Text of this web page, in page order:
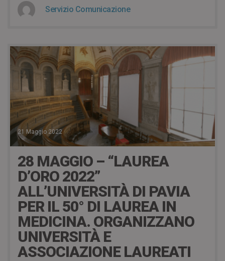
Servizio Comunicazione
21 Maggio 2022
28 MAGGIO – “LAUREA
D’ORO 2022”
ALL’UNIVERSITÀ DI PAVIA
PER IL 50° DI LAUREA IN
MEDICINA. ORGANIZZANO
UNIVERSITÀ E
ASSOCIAZIONE LAUREATI